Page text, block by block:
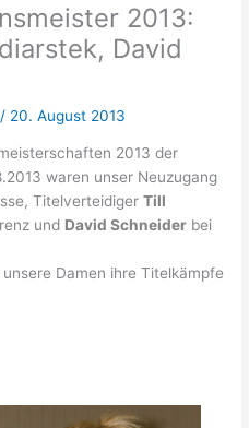
2013:
David
/ 20. August 2013
2013 der
waren unser Neuzugang
TitelverteidigerTill
und David Schneider bei
Damen ihre Titelkämpfe